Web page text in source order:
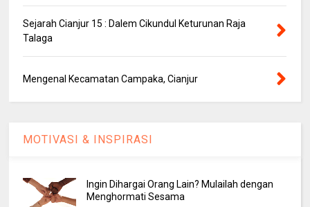
Sejarah Cianjur 15 : Dalem Cikundul Keturunan Raja
Talaga
Mengenal Kecamatan Campaka, Cianjur
MOTIVASI & INSPIRASI
Ingin Dihargai Orang Lain? Mulailah dengan
Menghormati Sesama